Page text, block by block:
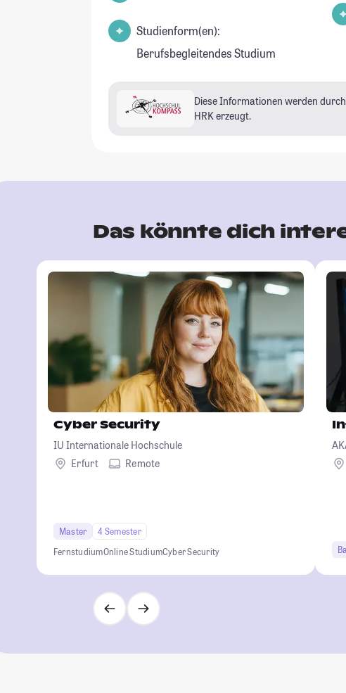
Studienform(en):
Berufsbegleitendes Studium
Diese Informationen werden
HRK erzeugt.
Das könnte dich
Cyber Security
IU Internationale Hochschule
Erfurt
Remote
Master
4 Semester
FernstudiumOnline StudiumCyber Security